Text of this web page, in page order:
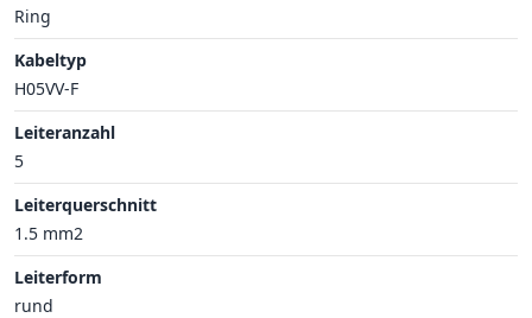
Ring
Kabeltyp
H05VV-F
Leiteranzahl
5
Leiterquerschnitt
1.5 mm2
Leiterform
rund